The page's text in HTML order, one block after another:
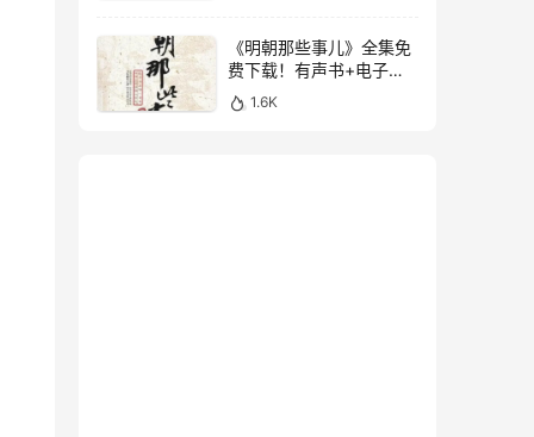
《明朝那些事儿》全集免
费下载！有声书+电子书
大合集，3.1GB超值珍藏
版
1.6K